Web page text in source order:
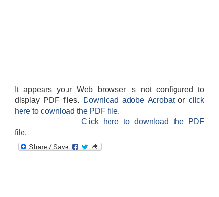
It appears your Web browser is not configured to
display PDF files.
Download adobe Acrobatorclick
here to download the PDF file.
Click here to download the PDF
file.